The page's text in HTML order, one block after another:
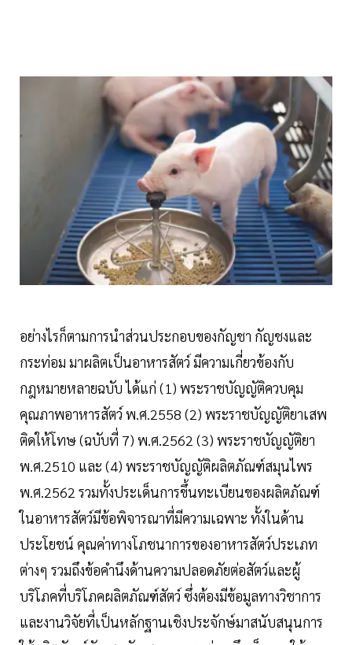
อย่างไรก็ตามการนำส่วนประกอบของกัญชา กัญชงและ
กระท่อม มาผลิตเป็นอาหารสัตว์ มีความเกี่ยวข้องกับ
กฎหมายหลายฉบับ ได้แก่ (1) พระราชบัญญัติควบคุม
คุณภาพอาหารสัตว์ พ.ศ.2558 (2) พระราชบัญญัติยาเสพ
ติดให้โทษ (ฉบับที่ 7) พ.ศ.2562 (3) พระราชบัญญัติยา
พ.ศ.2510 และ (4) พระราชบัญญัติผลิตภัณฑ์สมุนไพร
พ.ศ.2562 รวมทั้งประเด็นการขึ้นทะเบียนของผลิตภัณฑ์
ในอาหารสัตว์มีข้อพิจารณาที่มีความเฉพาะ ทั้งในด้าน
ประโยชน์ คุณค่าทางโภชนาการของอาหารสัตว์ประเภท
ต่างๆ รวมถึงข้อคำนึงด้านความปลอดภัยต่อสัตว์และผู้
บริโภคที่บริโภคผลิตภัณฑ์สัตว์ ซึ่งต้องมีข้อมูลทางวิชาการ
และงานวิจัยที่เป็นหลักฐานเชิงประจักษ์มาสนับสนุนการ